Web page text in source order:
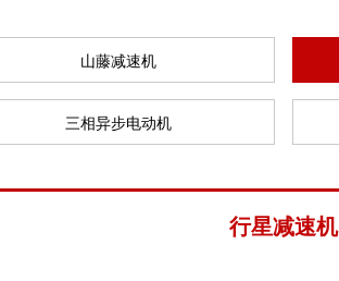
山藤减速机
三相异步电动机
行星减速机